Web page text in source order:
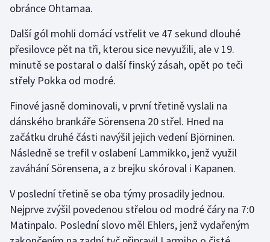
Plavání
Plážový volejbal
Ragby
Rychlobruslení
Rychlostní kanoistika
Short track
Sportovní střelba
obránce Ohtamaa.
Další gól mohli domácí vstřelit ve 47 sekund dlouhé
přesilovce pět na tři, kterou sice nevyužili, ale v 19.
minutě se postaral o další finský zásah, opět po teči
střely Pokka od modré.
Finové jasně dominovali, v první třetině vyslali na
dánského brankáře Sörensena 20 střel. Hned na
začátku druhé části navýšil jejich vedení Björninen.
Následně se trefil v oslabení Lammikko, jenž využil
zaváhání Sörensena, a z brejku skóroval i Kapanen.
V poslední třetině se oba týmy prosadily jednou.
Nejprve zvýšil povedenou střelou od modré čáry na 7:0
Matinpalo. Poslední slovo měl Ehlers, jenž vydařeným